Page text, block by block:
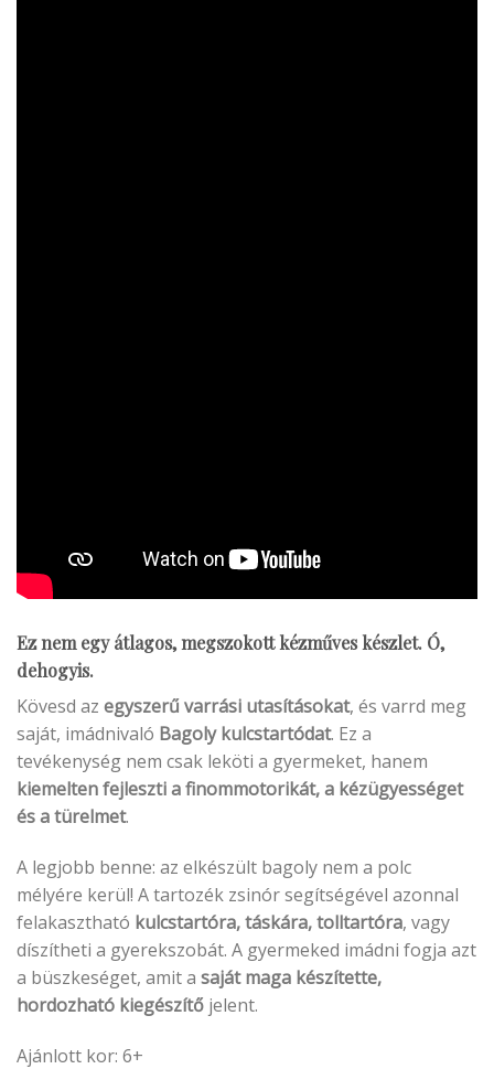
Ez nem egy átlagos, megszokott kézműves készlet. Ó,
dehogyis.
Kövesd az egyszerű varrási utasításokat, és varrd meg
saját, imádnivaló Bagoly kulcstartódat. Ez a
tevékenység nem csak leköti a gyermeket, hanem
kiemelten fejleszti a finommotorikát, a kézügyességet
és a türelmet.
A legjobb benne: az elkészült bagoly nem a polc
mélyére kerül! A tartozék zsinór segítségével azonnal
felakasztható kulcstartóra, táskára, tolltartóra, vagy
díszítheti a gyerekszobát. A gyermeked imádni fogja azt
a büszkeséget, amit a saját maga készítette,
hordozható kiegészítő jelent.
Ajánlott kor: 6+